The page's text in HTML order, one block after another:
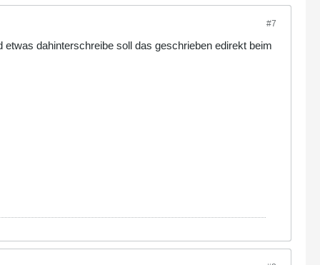
#7
dahinterschreibe soll das geschrieben edirekt beim